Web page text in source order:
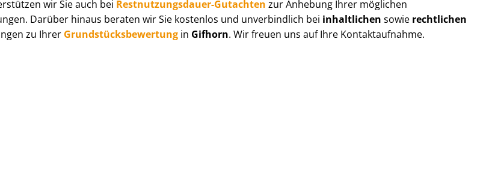
wir Sie auch bei Rest­nut­zungs­dau­er-Gutachten zur Anhebung Ihrer möglichen
Darüber hinaus beraten wir Sie kostenlos und unverbindlich bei inhaltlichen sowie rechtlichen
zu Ihrer Grund­stücks­be­wer­tung in Gifhorn. Wir freuen uns auf Ihre Kontaktaufnahme.